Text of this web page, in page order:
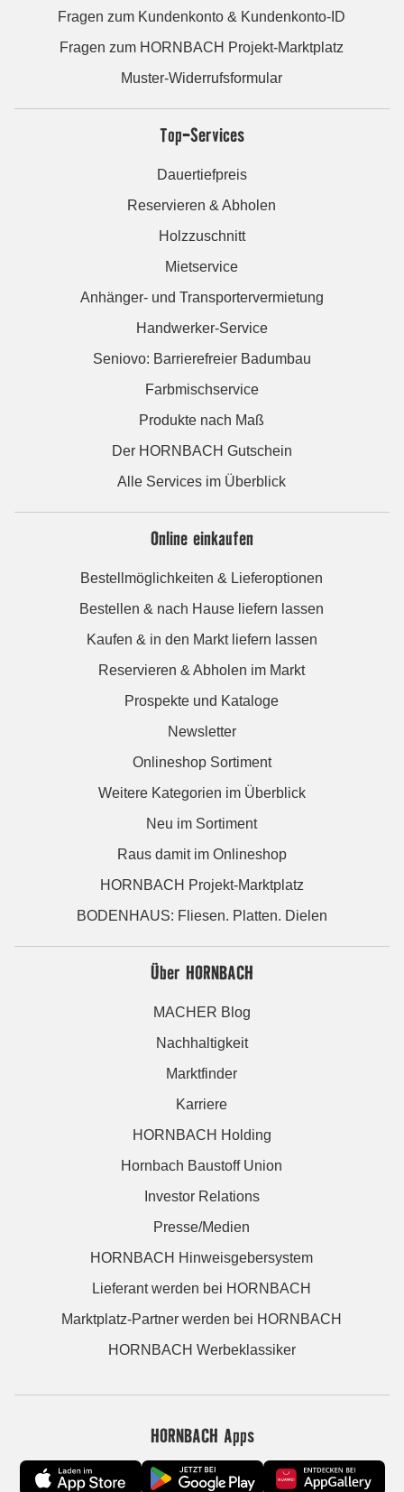
Fragen zum Kundenkonto & Kundenkonto-ID
Fragen zum HORNBACH Projekt-Marktplatz
Muster-Widerrufsformular
Top-Services
Dauertiefpreis
Reservieren & Abholen
Holzzuschnitt
Mietservice
Anhänger- und Transportervermietung
Handwerker-Service
Seniovo: Barrierefreier Badumbau
Farbmischservice
Produkte nach Maß
Der HORNBACH Gutschein
Alle Services im Überblick
Online einkaufen
Bestellmöglichkeiten & Lieferoptionen
Bestellen & nach Hause liefern lassen
Kaufen & in den Markt liefern lassen
Reservieren & Abholen im Markt
Prospekte und Kataloge
Newsletter
Onlineshop Sortiment
Weitere Kategorien im Überblick
Neu im Sortiment
Raus damit im Onlineshop
HORNBACH Projekt-Marktplatz
BODENHAUS: Fliesen. Platten. Dielen
Über HORNBACH
MACHER Blog
Nachhaltigkeit
Marktfinder
Karriere
HORNBACH Holding
Hornbach Baustoff Union
Investor Relations
Presse/Medien
HORNBACH Hinweisgebersystem
Lieferant werden bei HORNBACH
Marktplatz-Partner werden bei HORNBACH
HORNBACH Werbeklassiker
HORNBACH Apps